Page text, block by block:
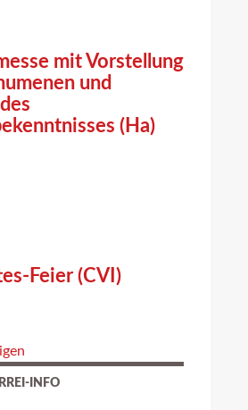
mit Vorstellung
und
(Ha)
Feier (CVI)
INFO